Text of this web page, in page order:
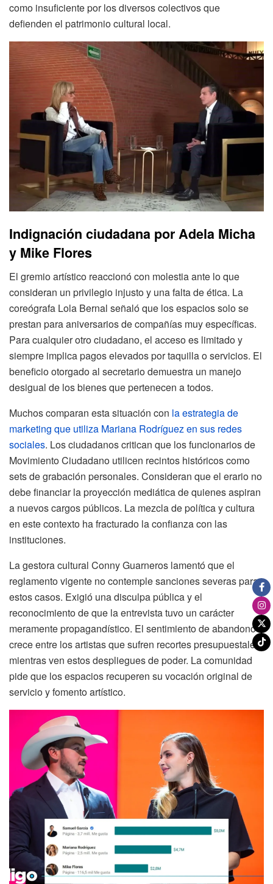
como insuficiente por los diversos colectivos que
defienden el patrimonio cultural local.
Indignación ciudadana por Adela Micha
y Mike Flores
El gremio artístico reaccionó con molestia ante lo que
consideran un privilegio injusto y una falta de ética. La
coreógrafa Lola Bernal señaló que los espacios solo se
prestan para aniversarios de compañías muy específicas.
Para cualquier otro ciudadano, el acceso es limitado y
siempre implica pagos elevados por taquilla o servicios. El
beneficio otorgado al secretario demuestra un manejo
desigual de los bienes que pertenecen a todos.
Muchos comparan esta situación con la estrategia de
marketing que utiliza Mariana Rodríguez en sus redes
sociales. Los ciudadanos critican que los funcionarios de
Movimiento Ciudadano utilicen recintos históricos como
sets de grabación personales. Consideran que el erario no
debe financiar la proyección mediática de quienes aspiran
a nuevos cargos públicos. La mezcla de política y cultura
en este contexto ha fracturado la confianza con las
instituciones.
La gestora cultural Conny Guarneros lamentó que el
reglamento vigente no contemple sanciones severas para
estos casos. Exigió una disculpa pública y el
reconocimiento de que la entrevista tuvo un carácter
meramente propagandístico. El sentimiento de abandono
crece entre los artistas que sufren recortes presupuestales
mientras ven estos despliegues de poder. La comunidad
pide que los espacios recuperen su vocación original de
servicio y fomento artístico.